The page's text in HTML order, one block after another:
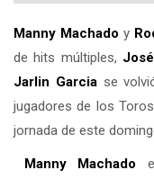
Manny Machado y
de hits múltiples,
Jarlin Garciase
jugadores de los
jornada de este
Manny Machado